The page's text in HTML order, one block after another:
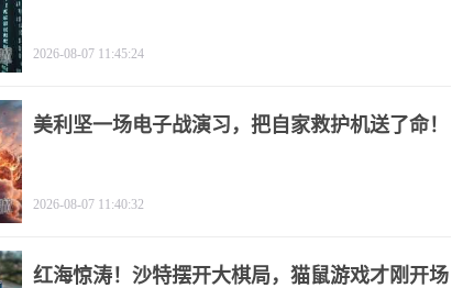
2026-08-07 11:45:24
美利坚一场电子战演习，把自家救护机送了命！
2026-08-07 11:40:32
红海惊涛！沙特摆开大棋局，猫鼠游戏才刚开场